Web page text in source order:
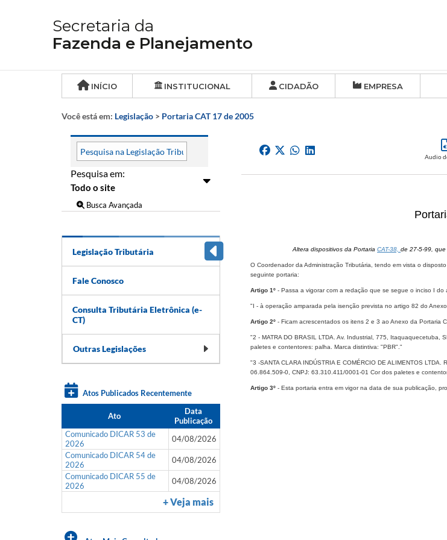
Secretaria da
Fazenda e Planejamento
INÍCIO INSTITUCIONAL CIDADÃO EMPRESA
Você está em: Legislação > Portaria CAT 17 de 2005
Pesquisa em:
Busca Avançada
Legislação Tributária
Fale Conosco
Consulta Tributária Eletrônica (e-
CT)
Outras Legislações
Atos Publicados Recentemente
Ato
Data
Publicação
Comunicado DICAR 53 de
2026
04/08/2026
Comunicado DICAR 54 de
2026
04/08/2026
Comunicado DICAR 55 de
2026
04/08/2026
+ Veja mais
Audio
Altera dispositivos da PortariaCAT-38,de 27-5-99, que
O Coordenador da Administração Tributária, tendo em vista o
seguinte portaria:
Artigo 1º- Passa a vigorar com a redação que se segue o inciso I do
"I - à operação amparada pela isenção prevista no artigo 82 do
Artigo 2º- Ficam acrescentados os itens 2 e 3 ao Anexo da Portaria
"2 - MATRA DO BRASIL LTDA. Av. Industrial, 775,
paletes e contentores: palha. Marca distintiva: "PBR"."
"3 -SANTA CLARA INDÚSTRIA E COMÉRCIO DE ALIMENTOS
06.864.509-0, CNPJ: 63.310.411/0001-01 Cor dos paletes e
Artigo 3º- Esta portaria entra em vigor na data de sua publicação,